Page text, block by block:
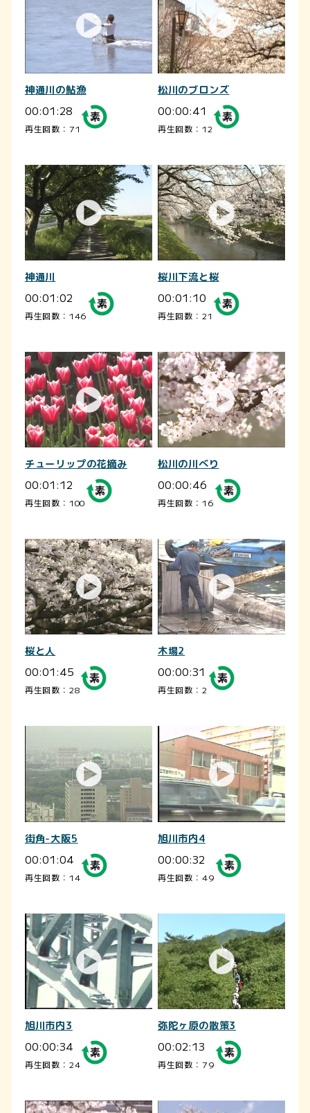
神通川の鮎漁
00:01:28
再生回数：71
松川のブロンズ
00:00:41
再生回数：12
神通川
00:01:02
再生回数：146
桜川下流と桜
00:01:10
再生回数：21
チューリップの花摘み
00:01:12
再生回数：100
松川の川べり
00:00:46
再生回数：16
桜と人
00:01:45
再生回数：28
木場2
00:00:31
再生回数：2
街角-大阪5
00:01:04
再生回数：14
旭川市内4
00:00:32
再生回数：49
旭川市内3
00:00:34
再生回数：24
弥陀ヶ原の散策3
00:02:13
再生回数：79